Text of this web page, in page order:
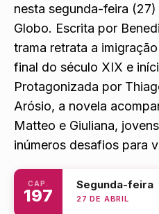
nesta segunda-feira
Globo. Escrita por
trama retrata a
final do século XIX e
Protagonizada por
Arósio, a novela
Matteo e Giuliana,
inúmeros desafios para
CAP.
197
Segunda-feira
27 DE ABRIL